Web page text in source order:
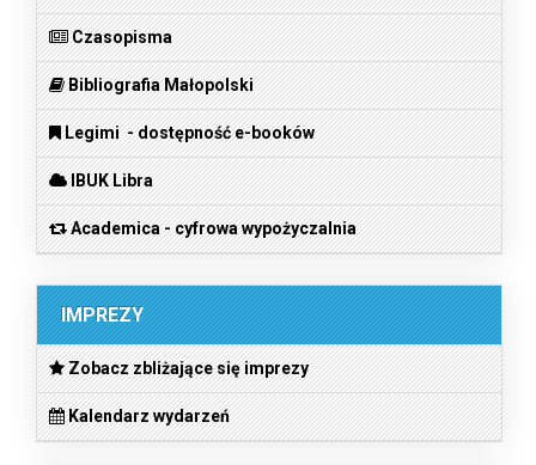
Czasopisma
Bibliografia Małopolski
Legimi - dostępność e-booków
IBUK Libra
Academica - cyfrowa wypożyczalnia
IMPREZY
Zobacz zbliżające się imprezy
Kalendarz wydarzeń